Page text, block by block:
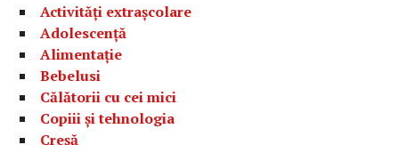
Activități extrașcolare
Adolescență
Alimentație
Bebelusi
Călătorii cu cei mici
Copiii și tehnologia
Creșă